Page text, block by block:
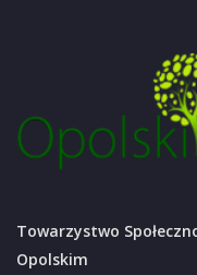
Towarzystwo
Opolskim